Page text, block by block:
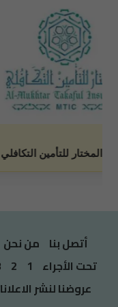
أتصل بنا من نحن
تحت الأجراء 1
2
عروضنا لنشر